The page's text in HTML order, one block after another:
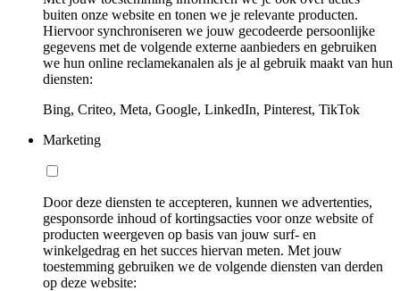
buiten onze website en tonen we je relevante producten.
Hiervoor synchroniseren we jouw gecodeerde persoonlijke
gegevens met de volgende externe aanbieders en gebruiken
we hun online reclamekanalen als je al gebruik maakt van hun
diensten:
Bing, Criteo, Meta, Google, LinkedIn, Pinterest, TikTok
Marketing
Door deze diensten te accepteren, kunnen we advertenties,
gesponsorde inhoud of kortingsacties voor onze website of
producten weergeven op basis van jouw surf- en
winkelgedrag en het succes hiervan meten. Met jouw
toestemming gebruiken we de volgende diensten van derden
op deze website: